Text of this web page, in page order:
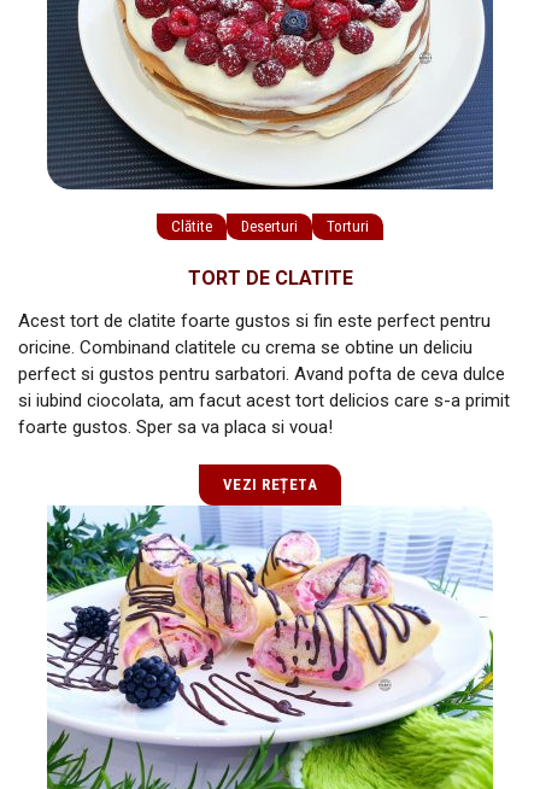
Clătite Deserturi Torturi
TORT DE CLATITE
Acest tort de clatite foarte gustos si fin este perfect pentru
oricine. Combinand clatitele cu crema se obtine un deliciu
perfect si gustos pentru sarbatori. Avand pofta de ceva dulce
si iubind ciocolata, am facut acest tort delicios care s-a primit
foarte gustos. Sper sa va placa si voua!
VEZI REȚETA